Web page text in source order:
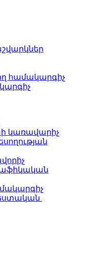
համակարգիչ
կառավարիչ